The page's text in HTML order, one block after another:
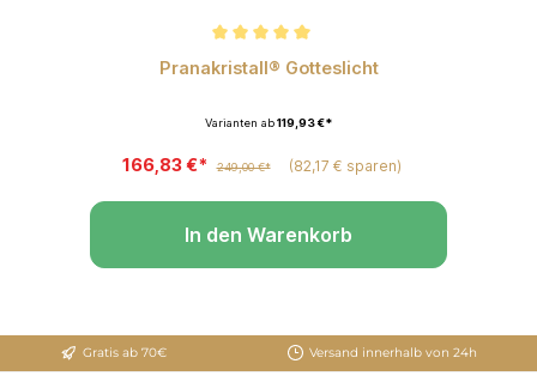
Durchschnittliche Bewertung von 5 von 5 Sternen
Pranakristall® Gotteslicht
Varianten ab119,93 €*
166,83 €* 249,00 €* (82,17 € sparen)
In den Warenkorb
Gratis ab 70€ Versand innerhalb von 24h